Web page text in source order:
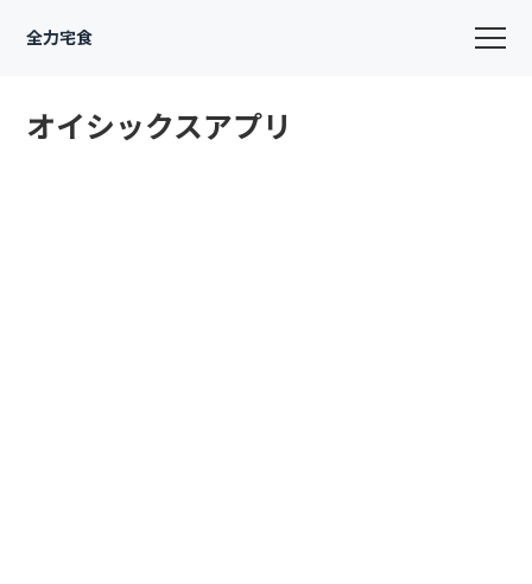
全力宅食
オイシックスアプリ